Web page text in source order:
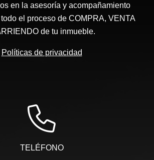
en la asesoría y acompañamiento
el proceso de COMPRA, VENTA
de tu inmueble.
Políticas de privacidad
TELÉFONO